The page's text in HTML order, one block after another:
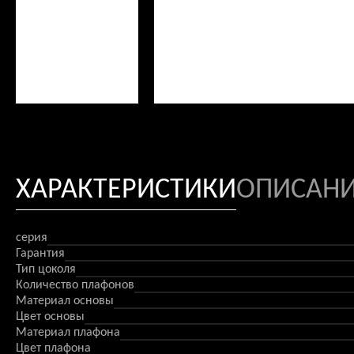
ХАРАКТЕРИСТИКИ
серия
Гарантия
Тип цоколя
Количество плафонов
Материал основы
Цвет основы
Материал плафона
Цвет плафона